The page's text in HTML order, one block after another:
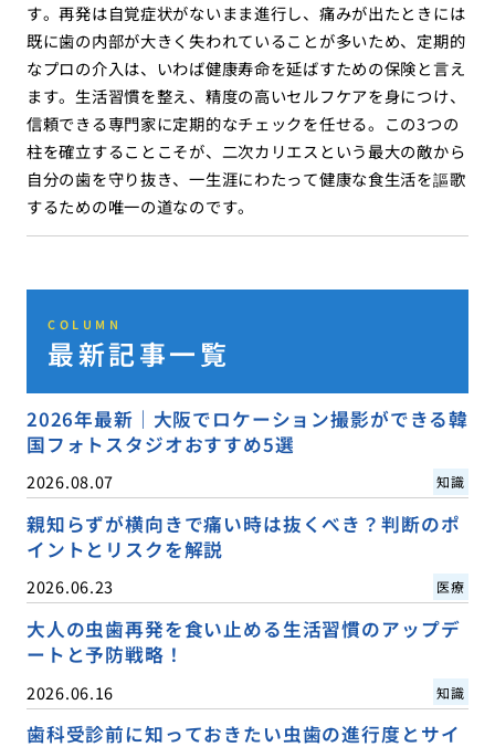
す。再発は自覚症状がないまま進行し、痛みが出たときには
既に歯の内部が大きく失われていることが多いため、定期的
なプロの介入は、いわば健康寿命を延ばすための保険と言え
ます。生活習慣を整え、精度の高いセルフケアを身につけ、
信頼できる専門家に定期的なチェックを任せる。この3つの
柱を確立することこそが、二次カリエスという最大の敵から
自分の歯を守り抜き、一生涯にわたって健康な食生活を謳歌
するための唯一の道なのです。
COLUMN
最新記事一覧
2026年最新｜大阪でロケーション撮影ができる韓
国フォトスタジオおすすめ5選
2026.08.07 知識
親知らずが横向きで痛い時は抜くべき？判断のポ
イントとリスクを解説
2026.06.23 医療
大人の虫歯再発を食い止める生活習慣のアップデ
ートと予防戦略！
2026.06.16 知識
歯科受診前に知っておきたい虫歯の進行度とサイ